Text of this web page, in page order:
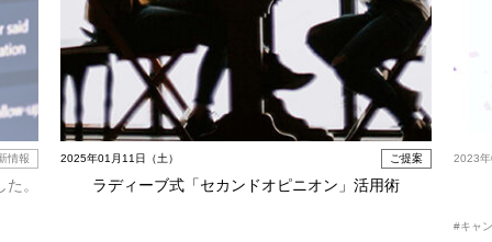
情報
。
2025年01月11日（土） ご提案
ラディーブ式「セカンドオピニオン」活用術
2023
#キャ